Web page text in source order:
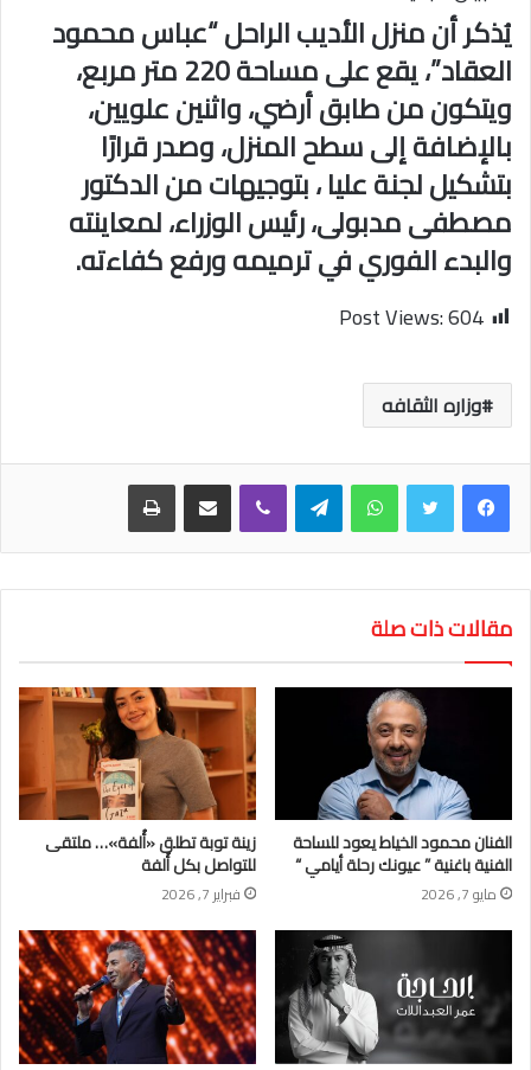
يُذكر أن منزل الأديب الراحل “عباس محمود
العقاد”، يقع على مساحة 220 متر مربع،
ويتكون من طابق أرضي، واثنين علويين،
بالإضافة إلى سطح المنزل، وصدر قرارًا
بتشكيل لجنة عليا ، بتوجيهات من الدكتور
مصطفى مدبولى، رئيس الوزراء، لمعاينته
والبدء الفوري في ترميمه ورفع كفاءته.
Post Views:604
وزاره الثقافه
واتساب تيلقرام
مقالات ذات صلة
الفنان محمود الخياط يعود للساحة
الفنية باغنية ” عيونك رحلة أيامي “
مايو 7, 2026
زينة توبة تطلق «أُلفة»… ملتقى
للتواصل بكل أُلفة
فبراير 7, 2026